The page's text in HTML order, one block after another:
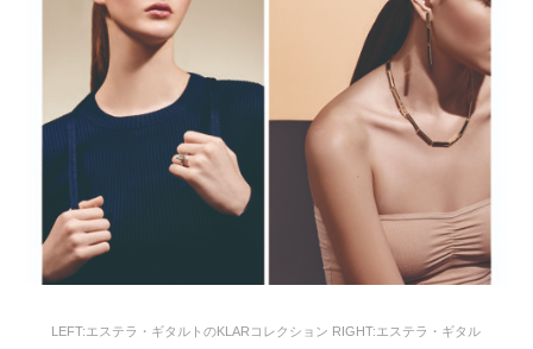
LEFT:エステラ・ギタルトのKLARコレクション RIGHT:エステラ・ギタル